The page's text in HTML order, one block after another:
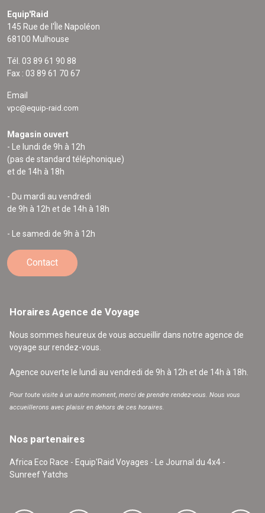
Equip'Raid
145 Rue de l'Île Napoléon
68100 Mulhouse
Tél. 03 89 61 90 88
Fax : 03 89 61 70 67
Email
vpc@equip-raid.com
Magasin ouvert
- Le lundi de 9h à 12h
(pas de standard téléphonique)
et de 14h à 18h
- Du mardi au vendredi
de 9h à 12h et de 14h à 18h
- Le samedi de 9h à 12h
Contact
Horaires Agence de Voyage
Nous sommes heureux de vous accueillir dans notre agence de
voyage sur rendez-vous.
Agence ouverte le lundi au vendredi de 9h à 12h et de 14h à 18h.
Pour toute visite à un autre moment, merci de prendre rendez-vous. Nous vous
accueillerons avec plaisir en dehors de ces horaires.
Nos partenaires
Africa Eco Race - Equip'Raid Voyages - Le Journal du 4x4 -
Sunreef Yatchs